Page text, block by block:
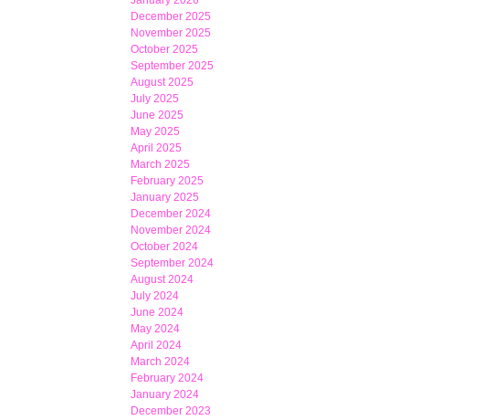
December 2025
November 2025
October 2025
September 2025
August 2025
July 2025
June 2025
May 2025
April 2025
March 2025
February 2025
January 2025
December 2024
November 2024
October 2024
September 2024
August 2024
July 2024
June 2024
May 2024
April 2024
March 2024
February 2024
January 2024
December 2023